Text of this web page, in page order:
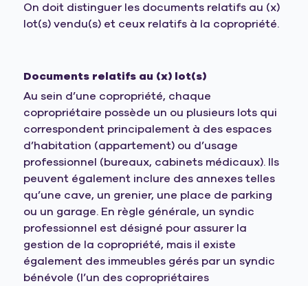
On doit distinguer les documents relatifs au (x)
lot(s) vendu(s) et ceux relatifs à la copropriété.
Documents relatifs au (x) lot(s)
Au sein d’une copropriété, chaque
copropriétaire possède un ou plusieurs lots qui
correspondent principalement à des espaces
d’habitation (appartement) ou d’usage
professionnel (bureaux, cabinets médicaux). Ils
peuvent également inclure des annexes telles
qu’une cave, un grenier, une place de parking
ou un garage. En règle générale, un syndic
professionnel est désigné pour assurer la
gestion de la copropriété, mais il existe
également des immeubles gérés par un syndic
bénévole (l’un des copropriétaires